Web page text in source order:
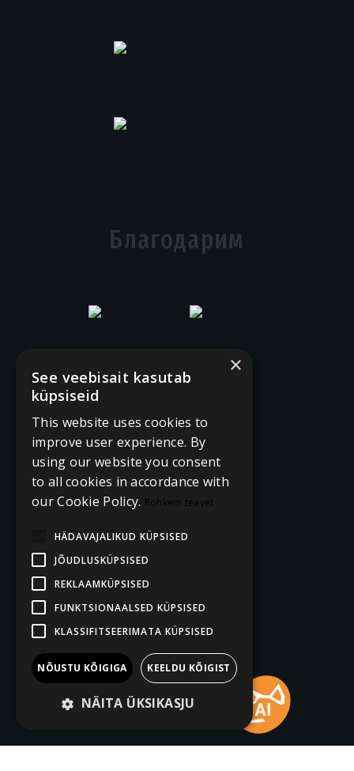
Благодарим
×
See veebisait kasutab
küpsiseid
This website uses cookies to
improve user experience. By
using our website you consent
to all cookies in accordance with
our Cookie Policy. Rohkem teavet
HÄDAVAJALIKUD KÜPSISED
JÕUDLUSKÜPSISED
REKLAAMKÜPSISED
FUNKTSIONAALSED KÜPSISED
KLASSIFITSEERIMATA KÜPSISED
NÕUSTU KÕIGIGA KEELDU KÕIGIST
NÄITA ÜKSIKASJU